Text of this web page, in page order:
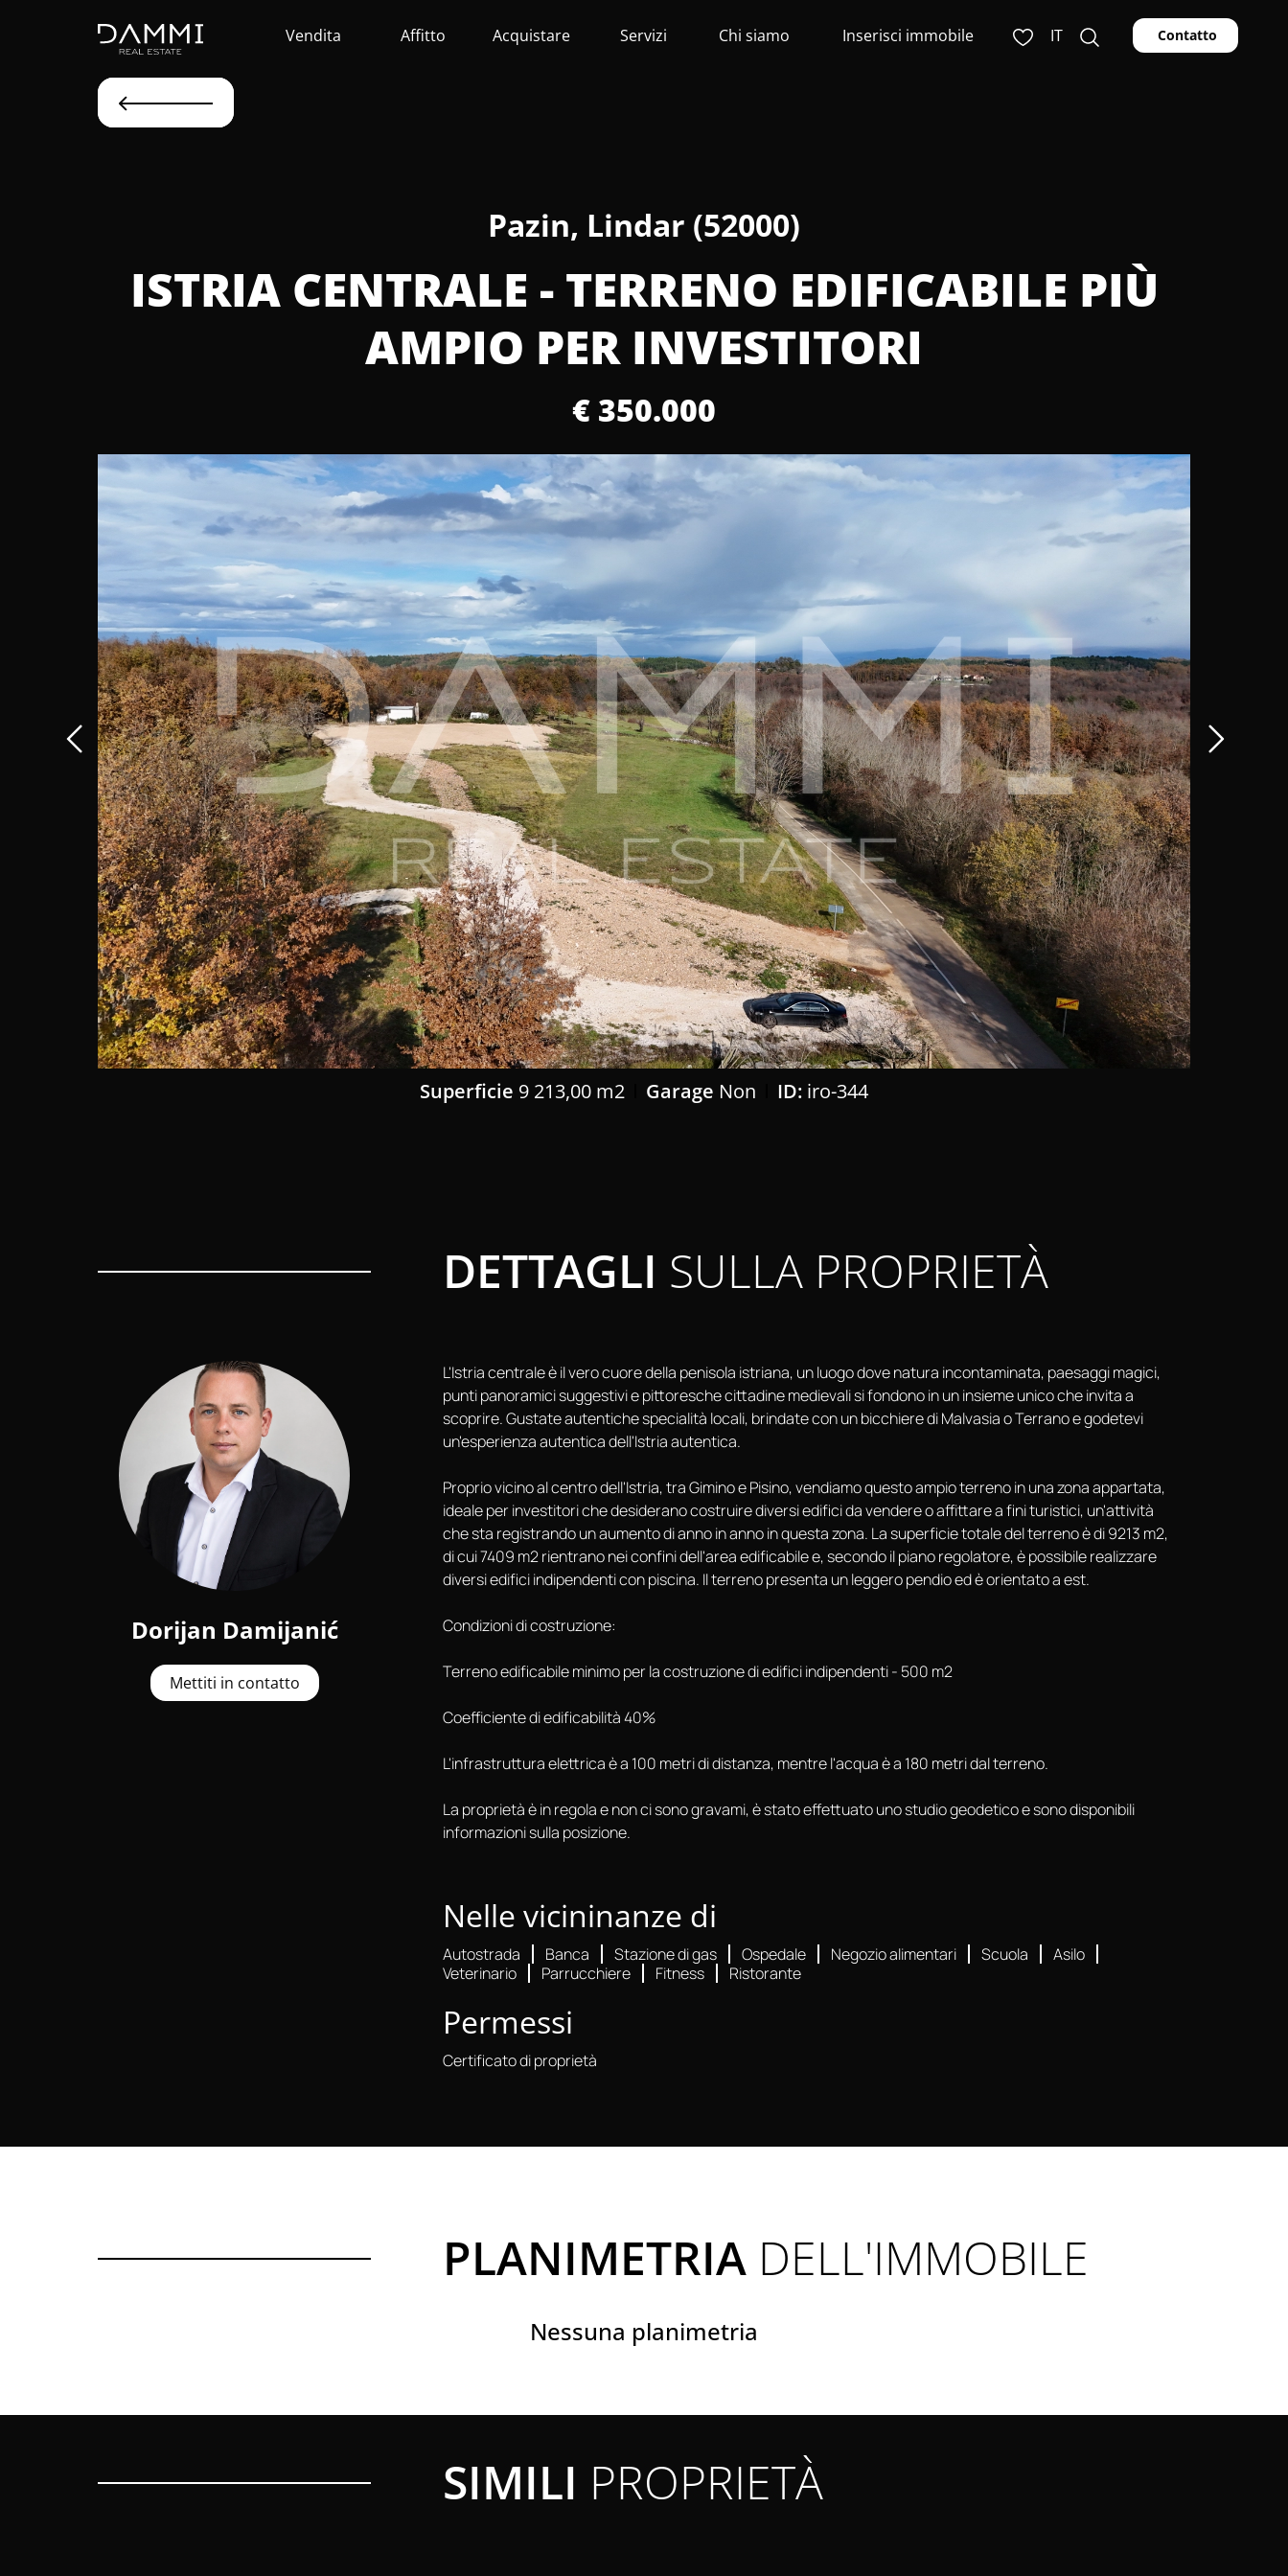
Vendita Affitto Acquistare Servizi Chi siamo Inserisci immobile IT Contatto
Pazin, Lindar (52000)
ISTRIA CENTRALE - TERRENO EDIFICABILE PIÙ
AMPIO PER INVESTITORI
€ 350.000
Superficie 9 213,00 m2 Garage Non ID: iro-344
DETTAGLI SULLA PROPRIETÀ
Dorijan Damijanić
Mettiti in contatto
L'Istria centrale è il vero cuore della penisola istriana, un luogo dove natura incontaminata, paesaggi magici,
punti panoramici suggestivi e pittoresche cittadine medievali si fondono in un insieme unico che invita a
scoprire. Gustate autentiche specialità locali, brindate con un bicchiere di Malvasia o Terrano e godetevi
un'esperienza autentica dell'Istria autentica.
Proprio vicino al centro dell'Istria, tra Gimino e Pisino, vendiamo questo ampio terreno in una zona appartata,
ideale per investitori che desiderano costruire diversi edifici da vendere o affittare a fini turistici, un'attività
che sta registrando un aumento di anno in anno in questa zona. La superficie totale del terreno è di 9213 m2,
di cui 7409 m2 rientrano nei confini dell'area edificabile e, secondo il piano regolatore, è possibile realizzare
diversi edifici indipendenti con piscina. Il terreno presenta un leggero pendio ed è orientato a est.
Condizioni di costruzione:
Terreno edificabile minimo per la costruzione di edifici indipendenti - 500 m2
Coefficiente di edificabilità 40%
L'infrastruttura elettrica è a 100 metri di distanza, mentre l'acqua è a 180 metri dal terreno.
La proprietà è in regola e non ci sono gravami, è stato effettuato uno studio geodetico e sono disponibili
informazioni sulla posizione.
Nelle vicininanze di
Autostrada Banca Stazione di gas Ospedale Negozio alimentari Scuola
Asilo
Veterinario
Parrucchiere Fitness Ristorante
Permessi
Certificato di proprietà
PLANIMETRIA DELL'IMMOBILE
Nessuna planimetria
SIMILI PROPRIETÀ